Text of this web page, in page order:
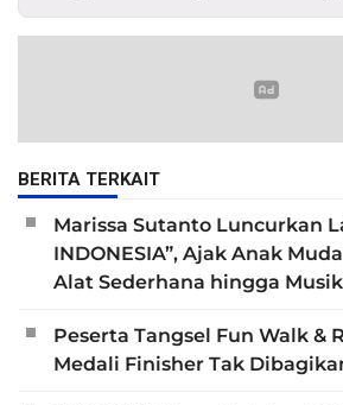
BERITA TERKAIT
Marissa Sutanto Luncurkan
INDONESIA”, Ajak Anak
Alat Sederhana hingga
Peserta Tangsel Fun Walk &
Medali Finisher Tak